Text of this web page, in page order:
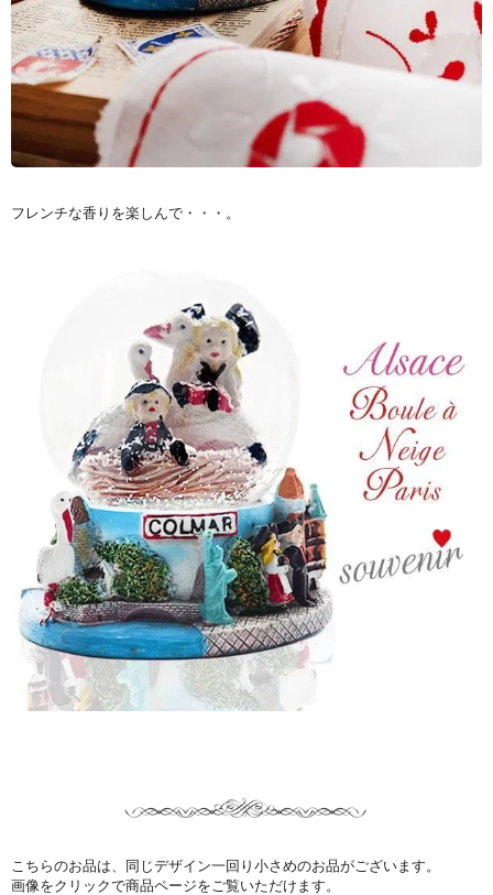
フレンチな香りを楽しんで・・・。
こちらのお品は、同じデザイン一回り小さめのお品がございます。
画像をクリックで商品ページをご覧いただけます。